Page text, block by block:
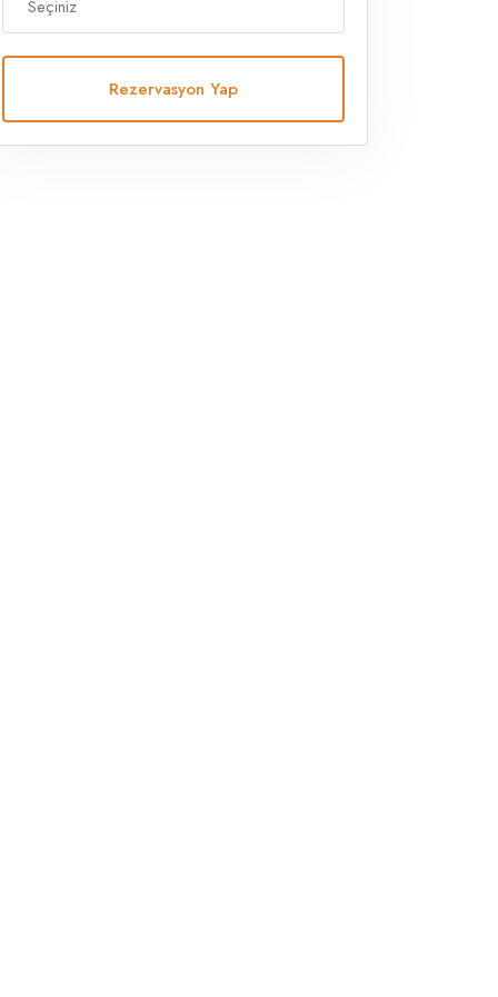
Rezervasyon Yap